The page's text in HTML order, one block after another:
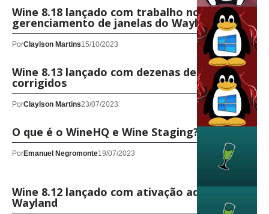
Wine 8.18 lançado com trabalho no
gerenciamento de janelas do Wayland
PorClaylson Martins15/10/2023
Wine 8.13 lançado com dezenas de bugs
corrigidos
PorClaylson Martins23/07/2023
O que é o WineHQ e Wine Staging?
PorEmanuel Negromonte19/07/2023
Wine 8.12 lançado com ativação adicional de
Wayland